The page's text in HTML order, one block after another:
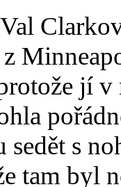
jí
s
tam byl